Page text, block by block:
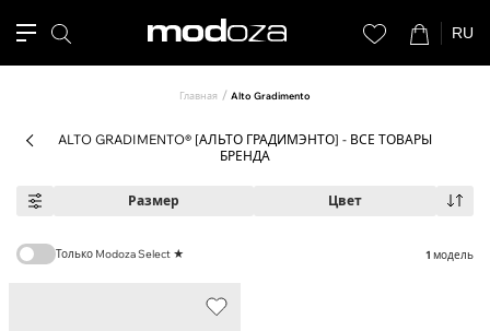
RU
Главная Alto Gradimento
ALTO GRADIMENTO® [АЛЬТО ГРАДИМЭНТО] - ВСЕ ТОВАРЫ
БРЕНДА
Размер Цвет
Только Modoza Select ★ 1 модель